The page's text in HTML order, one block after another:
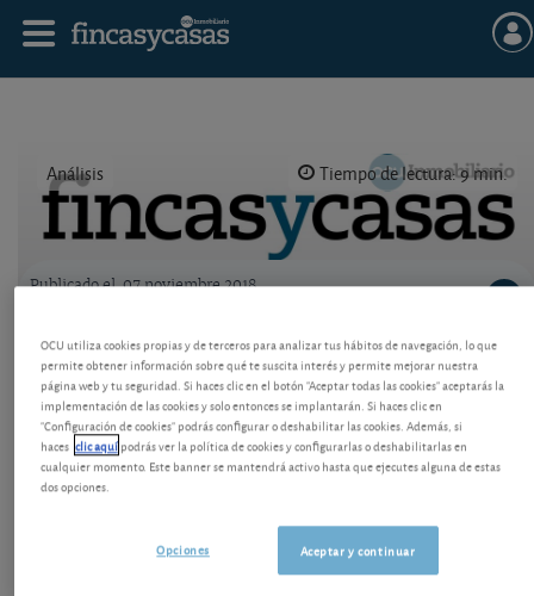
Análisis Tiempo de lectura: 9 min.
Publicado el 07 noviembre 2018
Hipoteca: ¿a tipo fijo o variable?
Hacemos cálculos para ver qué interesa más, en tres
escenarios probables. Los tipos fijos llegan a
interesar en ciertas situaciones.
OCU utiliza cookies propias y de terceros para analizar tus hábitos de navegación, lo que
permite obtener información sobre qué te suscita interés y permite mejorar nuestra
página web y tu seguridad. Si haces clic en el botón "Aceptar todas las cookies" aceptarás la
implementación de las cookies y solo entonces se implantarán. Si haces clic en
"Configuración de cookies" podrás configurar o deshabilitar las cookies. Además, si
haces clic aquípodrás ver la política de cookies y configurarlas o deshabilitarlas en
cualquier momento. Este banner se mantendrá activo hasta que ejecutes alguna de estas
dos opciones.
Aceptar y continuar
Opciones